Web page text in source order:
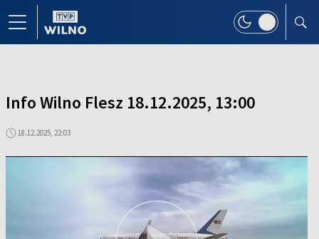
Info Wilno Flesz 18.12.2025, 13:00
18.12.2025, 22:03